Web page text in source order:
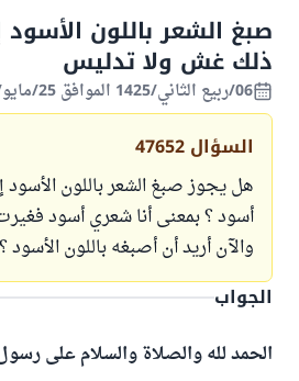
صبغ الشعر باللون
ذلك غش ولا تدليس
06/ربيع الثاني/1425 الموافق 25/مايو/2004
السؤال 47652
هل يجوز صبغ الشعر باللون
أسود ؟ بمعنى أنا شعري أسود
والآن أريد أن أصبغه باللون الأسود
الجواب
الحمد لله والصلاة والسلام على